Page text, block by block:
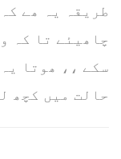
طریقہ یہ ھے
چاھیئے تا کہ
سکے ،، ھوتا
حالت میں کچھ